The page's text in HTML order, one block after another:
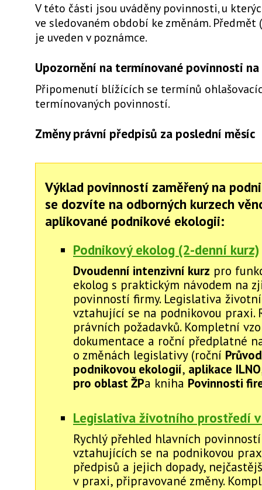
V této části jsou uváděny povinnosti, u
ve sledovaném období ke změnám. Předmět
je uveden v poznámce.
Upozornění na termínované povinnosti
Připomenutí blížících se termínů
termínovaných povinností.
Změny právní předpisů za poslední měsíc
Výklad povinností zaměřený na
se dozvíte na odborných kurzech
aplikované podnikové ekologii:
Podnikový ekolog (2-denní kurz)
Dvoudenní intenzivní kurz pro
ekolog s praktickým návodem na
povinností firmy. Legislativa
vztahující se na podnikovou praxi.
právních požadavků. Kompletní
dokumentace a roční předplatné
o změnách legislativy (roční
podnikovou ekologií, aplikace ILNO
pro oblast ŽPa kniha Povinnosti
Legislativa životního prostředí
Rychlý přehled hlavních
vztahujících se na podnikovou
předpisů a jejich dopady,
v praxi, připravované změny.